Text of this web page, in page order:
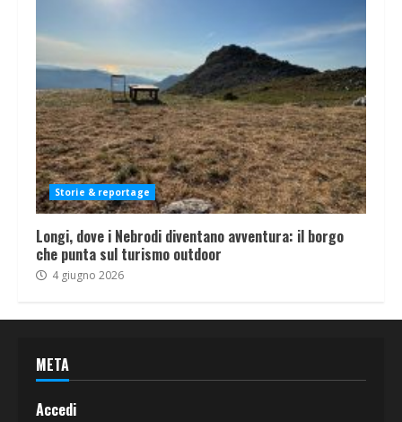
Storie & reportage
Longi, dove i Nebrodi diventano avventura: il borgo
che punta sul turismo outdoor
4 giugno 2026
META
Accedi